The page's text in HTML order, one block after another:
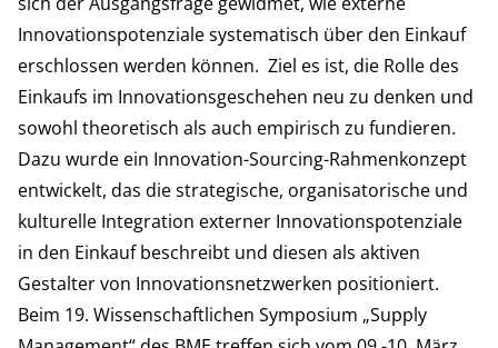
Innovationspotenziale systematisch über den Einkauf
erschlossen werden können. Ziel es ist, die Rolle des
Einkaufs im Innovationsgeschehen neu zu denken und
sowohl theoretisch als auch empirisch zu fundieren.
Dazu wurde ein Innovation-Sourcing-Rahmenkonzept
entwickelt, das die strategische, organisatorische und
kulturelle Integration externer Innovationspotenziale
in den Einkauf beschreibt und diesen als aktiven
Gestalter von Innovationsnetzwerken positioniert.
Beim 19. Wissenschaftlichen Symposium „Supply